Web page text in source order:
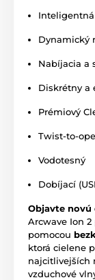
Dynamický
Nabíjacia a
Diskrétny a
Prémiový
Twist-to-
Vodotesný
Dobíjací
Objavte novú
Arcwave Ion
pomocou
ktorá cielene
najcitlivejších
vzduchové